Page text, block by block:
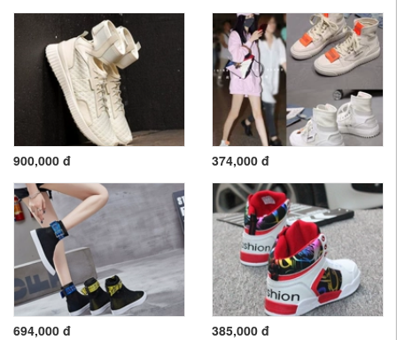
900,000 đ 374,000 đ
694,000 đ 385,000 đ